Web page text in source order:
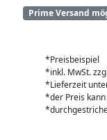
Prime Versand
*Preisbeispiel
*inkl. MwSt.
*Lieferzeit
*der Preis